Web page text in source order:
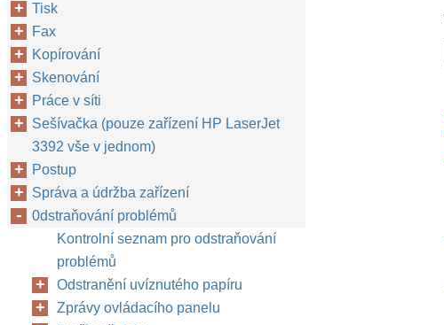
Tisk
Fax
Kopírování
Skenování
Práce v síti
Sešívačka (pouze zařízení HP LaserJet
3392 vše v jednom)
Postup
Správa a údržba zařízení
0dstraňování problémů
Kontrolní seznam pro odstraňování
problémů
Odstranění uvíznutého papíru
Zprávy ovládacího panelu